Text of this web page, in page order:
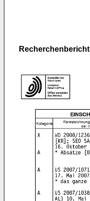
Recherchenbericht